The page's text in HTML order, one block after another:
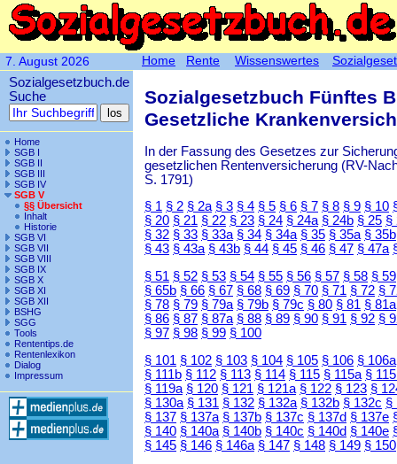
7. August 2026
Sozialgesetzbuch.de
Suche
Home
SGB I
SGB II
SGB III
SGB IV
SGB V
§§ Übersicht
Inhalt
Historie
SGB VI
SGB VII
SGB VIII
SGB IX
SGB X
SGB XI
SGB XII
BSHG
SGG
Tools
Rententips.de
Rentenlexikon
Dialog
Impressum
Sozialgesetzbuch Fünftes
Gesetzliche
In der Fassung des Gesetzes zur
gesetzlichen Rentenversicherung (RV-
S. 1791)
§ 1 § 2 § 2a § 3 § 4 § 5 § 6 § 7 § 8 § 9 § 10
§ 20 § 21 § 22 § 23 § 24 § 24a § 24b § 25 §
§ 32 § 33 § 33a § 34 § 34a § 35 § 35a § 35b
§ 43 § 43a § 43b § 44 § 45 § 46 § 47 § 47a
§ 51 § 52 § 53 § 54 § 55 § 56 § 57 § 58 § 59
§ 65b § 66 § 67 § 68 § 69 § 70 § 71 § 72 §
§ 78 § 79 § 79a § 79b § 79c § 80 § 81 § 81a
§ 86 § 87 § 87a § 88 § 89 § 90 § 91 § 92 §
§ 97 § 98 § 99 § 100
§ 101 § 102 § 103 § 104 § 105 § 106 § 106a
§ 111b § 112 § 113 § 114 § 115 § 115a §
§ 119a § 120 § 121 § 121a § 122 § 123 §
§ 130a § 131 § 132 § 132a § 132b § 132c §
§ 137 § 137a § 137b § 137c § 137d § 137e
§ 140 § 140a § 140b § 140c § 140d § 140e
§ 145 § 146 § 146a § 147 § 148 § 149 § 150
Home Rente Wissenswertes